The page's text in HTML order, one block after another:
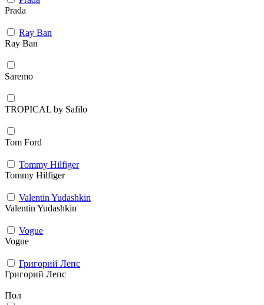
Prada
Ray Ban
Ray Ban
Saremo
TROPICAL by Safilo
Tom Ford
Tommy Hilfiger
Tommy Hilfiger
Valentin Yudashkin
Valentin Yudashkin
Vogue
Vogue
Григорий Лепс
Григорий Лепс
Пол